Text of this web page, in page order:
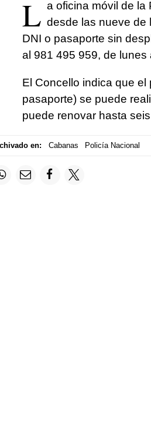
L a oficina móvil de la
desde las nueve de
DNI o pasaporte sin
al 981 495 959, de
El Concello indica que
pasaporte) se puede
puede renovar hasta
en: Cabanas Policía Nacional